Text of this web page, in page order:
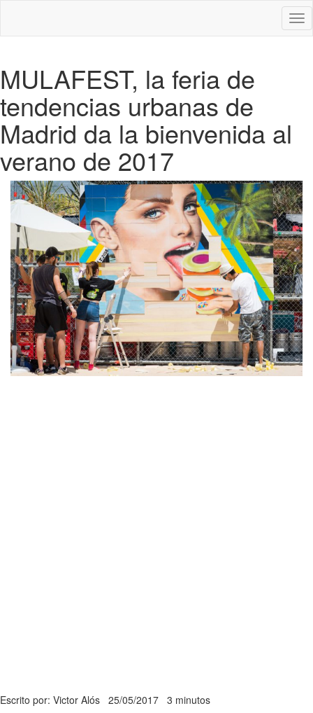
MULAFEST, la feria de
tendencias urbanas de
Madrid da la bienvenida al
verano de 2017
Escrito por: Victor Alós 25/05/2017 3 minutos